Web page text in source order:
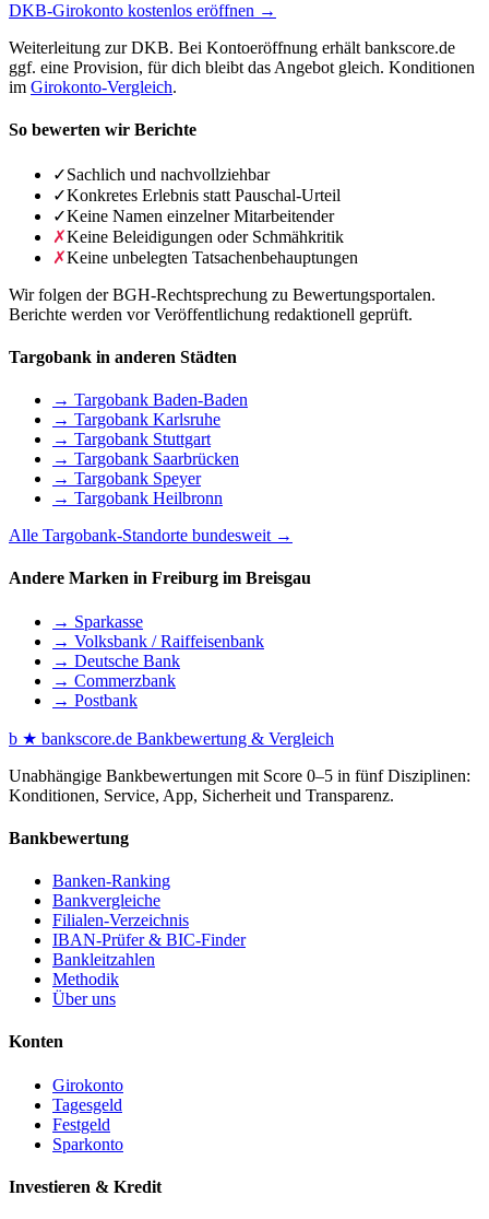
DKB-Girokonto kostenlos eröffnen →
Weiterleitung zur DKB. Bei Kontoeröffnung erhält bankscore.de
ggf. eine Provision, für dich bleibt das Angebot gleich. Konditionen
im Girokonto-Vergleich.
So bewerten wir Berichte
✓Sachlich und nachvollziehbar
✓Konkretes Erlebnis statt Pauschal-Urteil
✓Keine Namen einzelner Mitarbeitender
✗Keine Beleidigungen oder Schmähkritik
✗Keine unbelegten Tatsachenbehauptungen
Wir folgen der BGH-Rechtsprechung zu Bewertungsportalen.
Berichte werden vor Veröffentlichung redaktionell geprüft.
Targobank in anderen Städten
→ Targobank Baden-Baden
→ Targobank Karlsruhe
→ Targobank Stuttgart
→ Targobank Saarbrücken
→ Targobank Speyer
→ Targobank Heilbronn
Alle Targobank-Standorte bundesweit →
Andere Marken in Freiburg im Breisgau
→ Sparkasse
→ Volksbank / Raiffeisenbank
→ Deutsche Bank
→ Commerzbank
→ Postbank
b ★ bankscore.de Bankbewertung & Vergleich
Unabhängige Bankbewertungen mit Score 0–5 in fünf Disziplinen:
Konditionen, Service, App, Sicherheit und Transparenz.
Bankbewertung
Banken-Ranking
Bankvergleiche
Filialen-Verzeichnis
IBAN-Prüfer & BIC-Finder
Bankleitzahlen
Methodik
Über uns
Konten
Girokonto
Tagesgeld
Festgeld
Sparkonto
Investieren & Kredit